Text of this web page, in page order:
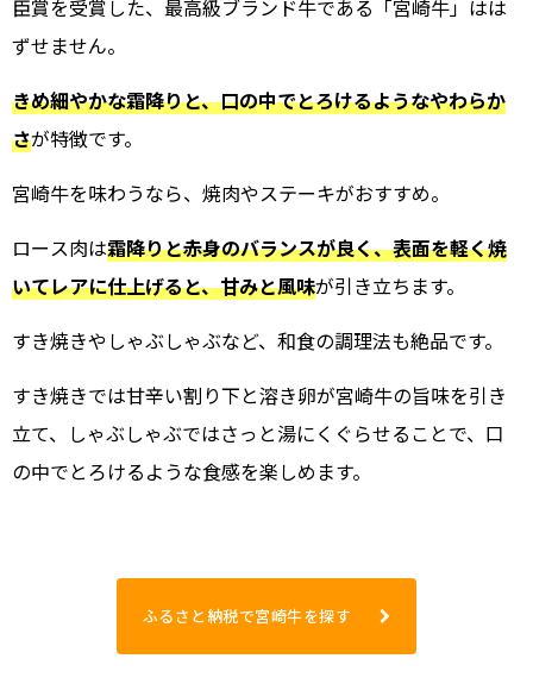
臣賞を受賞した、最高級ブランド牛である「宮崎牛」はは
ずせません。
きめ細やかな霜降りと、口の中でとろけるようなやわらか
さが特徴です。
宮崎牛を味わうなら、焼肉やステーキがおすすめ。
ロース肉は霜降りと赤身のバランスが良く、表面を軽く焼
いてレアに仕上げると、甘みと風味が引き立ちます。
すき焼きやしゃぶしゃぶなど、和食の調理法も絶品です。
すき焼きでは甘辛い割り下と溶き卵が宮崎牛の旨味を引き
立て、しゃぶしゃぶではさっと湯にくぐらせることで、口
の中でとろけるような食感を楽しめます。
ふるさと納税で宮崎牛を探す